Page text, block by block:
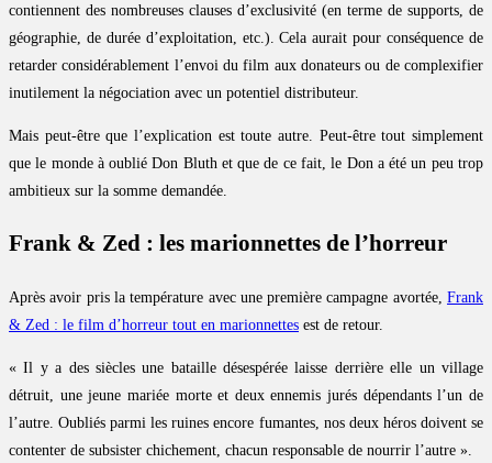
contiennent des nombreuses clauses d’exclusivité (en terme de supports, de
géographie, de durée d’exploitation, etc.). Cela aurait pour conséquence de
retarder considérablement l’envoi du film aux donateurs ou de complexifier
inutilement la négociation avec un potentiel distributeur.
Mais peut-être que l’explication est toute autre. Peut-être tout simplement
que le monde à oublié Don Bluth et que de ce fait, le Don a été un peu trop
ambitieux sur la somme demandée.
Frank & Zed : les marionnettes de l’horreur
Après avoir pris la température avec une première campagne avortée, Frank
& Zed : le film d’horreur tout en marionnettes est de retour.
« Il y a des siècles une bataille désespérée laisse derrière elle un village
détruit, une jeune mariée morte et deux ennemis jurés dépendants l’un de
l’autre. Oubliés parmi les ruines encore fumantes, nos deux héros doivent se
contenter de subsister chichement, chacun responsable de nourrir l’autre ».